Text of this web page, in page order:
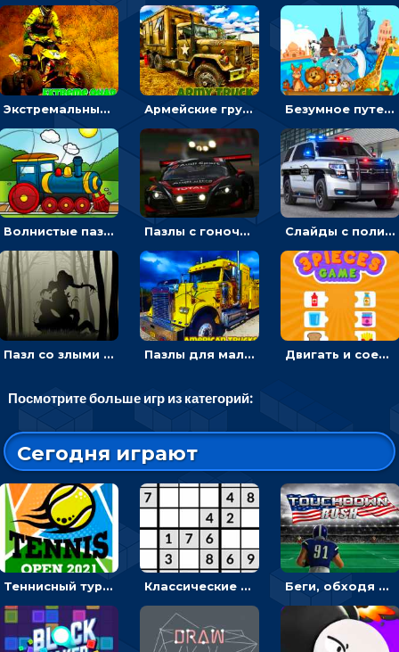
Экстремальные пазлы с квадроциклами: собирать крутые тачки Армейские грузовики в пазлах: собери военную машину Безумное путешествие друзей по миру: собирать пазлы из фото с животными
Волнистые пазлы с транспортом: собирай картинку из частей Пазлы с гоночными автомобилями: собери свой болид по частям Слайды с полицейскими машинами: перемещать пазлы, чтобы собрать картинку
Пазл со злыми духами: собирать картинку по частям Пазлы для мальчиков с американскими грузовиками Двигать и соединять пазлы по смыслу - головоломка для детей
Посмотрите больше игр из категорий:
Сегодня играют
Теннисный турнир: подавать или отбивать шарик ракеткой Классические судоку: реши 30 уровней головоломки Беги, обходя соперников и собирай бонусы - американский футбол